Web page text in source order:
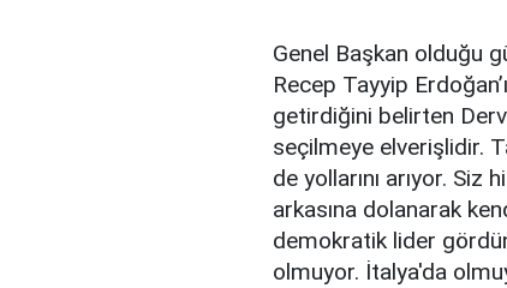
Genel Başkan olduğu
Recep Tayyip
getirdiğini belirten
seçilmeye elverişlidir.
de yollarını arıyor.
arkasına dolanarak
demokratik lider
olmuyor. İtalya'da